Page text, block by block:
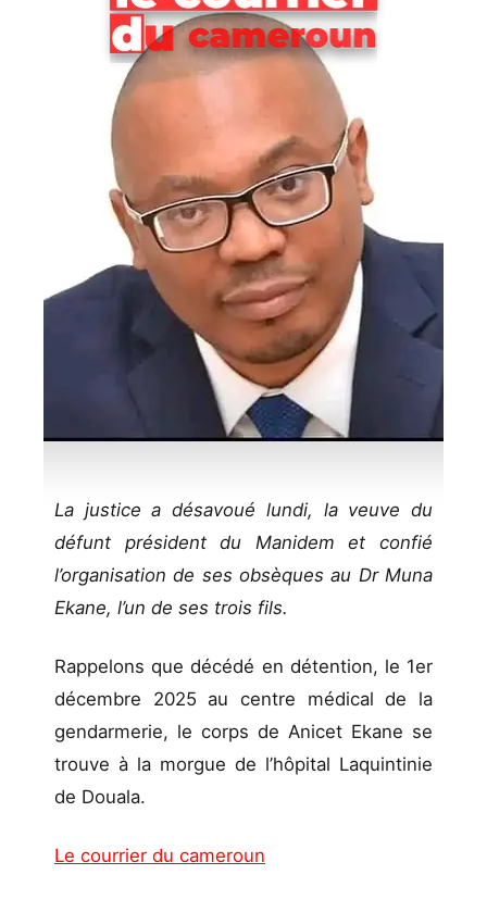
La justice a désavoué lundi, la veuve du
défunt président du Manidem et confié
l’organisation de ses obsèques au Dr Muna
Ekane, l’un de ses trois fils.
Rappelons que décédé en détention, le 1er
décembre 2025 au centre médical de la
gendarmerie, le corps de Anicet Ekane se
trouve à la morgue de l’hôpital Laquintinie
de Douala.
Le courrier du cameroun